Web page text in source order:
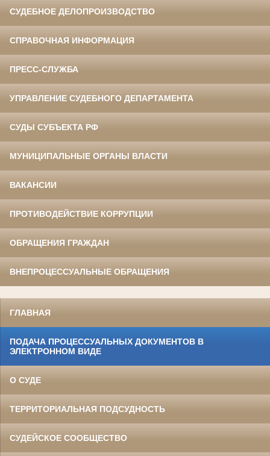
СУДЕБНОЕ ДЕЛОПРОИЗВОДСТВО
СПРАВОЧНАЯ ИНФОРМАЦИЯ
ПРЕСС-СЛУЖБА
УПРАВЛЕНИЕ СУДЕБНОГО ДЕПАРТАМЕНТА
СУДЫ СУБЪЕКТА РФ
МУНИЦИПАЛЬНЫЕ ОРГАНЫ ВЛАСТИ
ВАКАНСИИ
ПРОТИВОДЕЙСТВИЕ КОРРУПЦИИ
ОБРАЩЕНИЯ ГРАЖДАН
ВНЕПРОЦЕССУАЛЬНЫЕ ОБРАЩЕНИЯ
ГЛАВНАЯ
ПОДАЧА ПРОЦЕССУАЛЬНЫХ ДОКУМЕНТОВ В
ЭЛЕКТРОННОМ ВИДЕ
О СУДЕ
ТЕРРИТОРИАЛЬНАЯ ПОДСУДНОСТЬ
СУДЕЙСКОЕ СООБЩЕСТВО